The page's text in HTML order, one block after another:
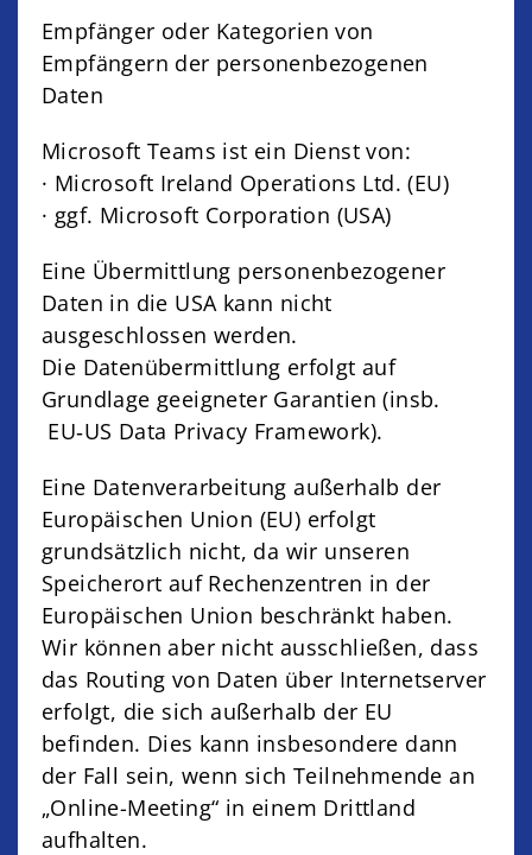
Empfänger oder Kategorien von
Empfängern der personenbezogenen
Daten
Microsoft Teams ist ein Dienst von:
· Microsoft Ireland Operations Ltd. (EU)
· ggf. Microsoft Corporation (USA)
Eine Übermittlung personenbezogener
Daten in die USA kann nicht
ausgeschlossen werden.
Die Datenübermittlung erfolgt auf
Grundlage geeigneter Garantien (insb.
EU‑US Data Privacy Framework).
Eine Datenverarbeitung außerhalb der
Europäischen Union (EU) erfolgt
grundsätzlich nicht, da wir unseren
Speicherort auf Rechenzentren in der
Europäischen Union beschränkt haben.
Wir können aber nicht ausschließen, dass
das Routing von Daten über Internetserver
erfolgt, die sich außerhalb der EU
befinden. Dies kann insbesondere dann
der Fall sein, wenn sich Teilnehmende an
„Online-Meeting“ in einem Drittland
aufhalten.